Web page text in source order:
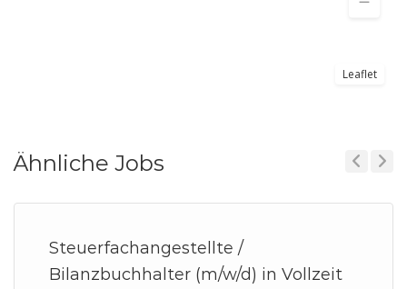
Leaflet
Ähnliche Jobs
Steuerfachangestellte /
Bilanzbuchhalter (m/w/d) in Vollzeit